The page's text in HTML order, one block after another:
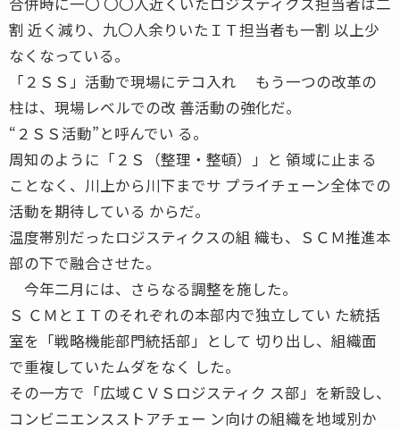
割 近く減り、九〇人余りいたＩＴ担当者も一割 以上少
なくなっている。
「２ＳＳ」活動で現場にテコ入れ もう一つの改革の
柱は、現場レベルでの改 善活動の強化だ。
“２ＳＳ活動”と呼んでい る。
周知のように「２Ｓ（整理・整頓）」と 領域に止まる
ことなく、川上から川下までサ プライチェーン全体での
活動を期待している からだ。
温度帯別だったロジスティクスの組 織も、ＳＣＭ推進本
部の下で融合させた。
今年二月には、さらなる調整を施した。
Ｓ ＣＭとＩＴのそれぞれの本部内で独立してい た統括
室を「戦略機能部門統括部」として 切り出し、組織面
で重複していたムダをなく した。
その一方で「広域ＣＶＳロジスティク ス部」を新設し、
コンビニエンスストアチェー ン向けの組織を地域別か